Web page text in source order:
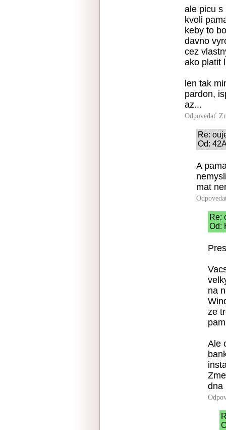
ale picu s
kvoli
keby to
davno
cez
ako platit
len tak
pardon,
az...
Odpovedať
Re:
Od:
A
mat
Re:
Od:
na
ze
Ale
dna